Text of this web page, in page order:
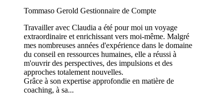
Tommaso Gerold Gestionnaire de Compte
Travailler avec Claudia a été pour moi un voyage
extraordinaire et enrichissant vers moi-même. Malgré
mes nombreuses années d'expérience dans le domaine
du conseil en ressources humaines, elle a réussi à
m'ouvrir des perspectives, des impulsions et des
approches totalement nouvelles.
Grâce à son expertise approfondie en matière de
coaching, à sa...